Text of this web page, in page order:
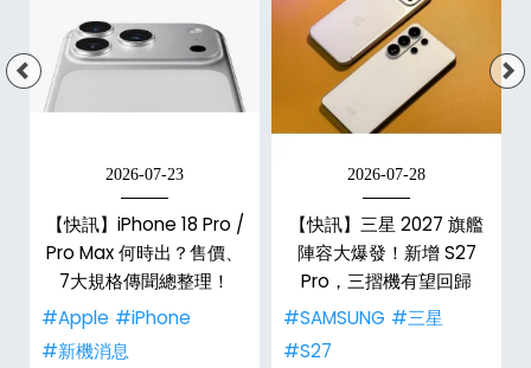
2026-07-23
【快訊】iPhone 18 Pro /
Pro Max 何時出？售價、
7大規格傳聞總整理！
#Apple #iPhone
#新機消息
2026-07-28
【快訊】三星 2027 旗艦
陣容大爆發！新增 S27
Pro，三摺機有望回歸
#SAMSUNG #三星
#S27